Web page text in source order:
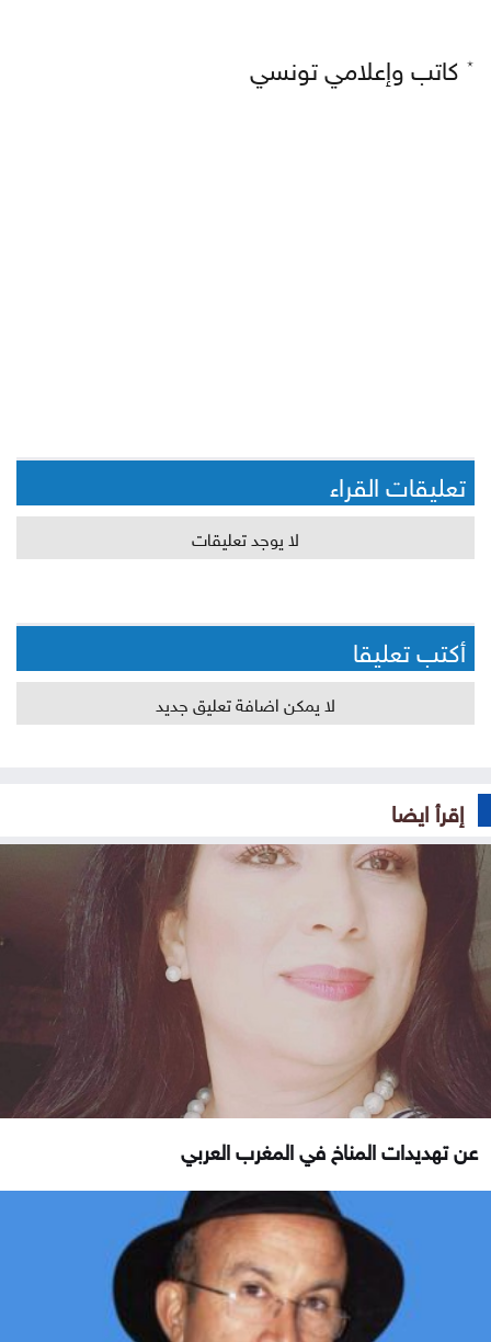
٭ كاتب وإعلامي تونسي
تعليقات القراء
لا يوجد تعليقات
أكتب تعليقا
لا يمكن اضافة تعليق جديد
إقرأ ايضا
عن تهديدات المناخ في المغرب العربي